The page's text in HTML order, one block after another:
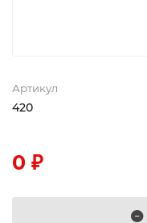
Артикул
420
0 ₽